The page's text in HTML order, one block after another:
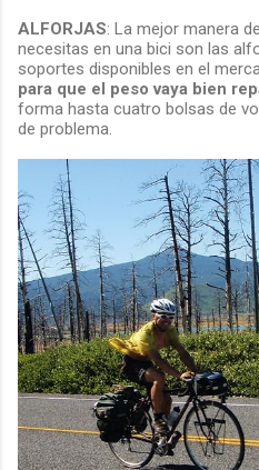
ALFORJAS: La mejor manera
necesitas en una bici son las
soportes disponibles en el
para que el peso vaya bien
forma hasta cuatro bolsas de
de problema.